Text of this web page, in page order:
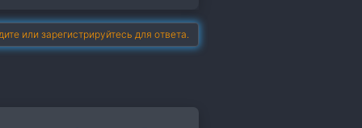
или зарегистрируйтесь для ответа.